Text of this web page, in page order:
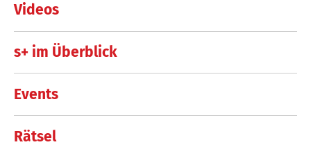
Videos
s+ im Überblick
Events
Rätsel